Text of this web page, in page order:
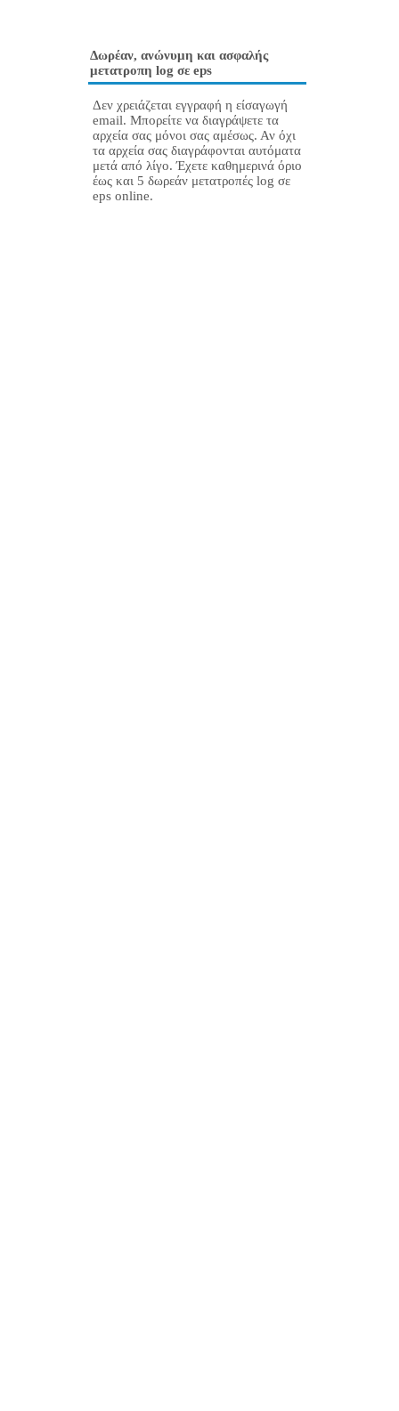
Δωρέαν, ανώνυμη και ασφαλής
μετατροπη log σε eps
Δεν χρειάζεται εγγραφή η είσαγωγή
email. Μπορείτε να διαγράψετε τα
αρχεία σας μόνοι σας αμέσως. Αν όχι
τα αρχεία σας διαγράφονται αυτόματα
μετά από λίγο. Έχετε καθημερινά όριο
έως και 5 δωρεάν μετατροπές log σε
eps online.